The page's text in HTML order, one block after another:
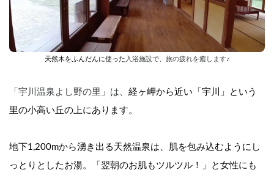
天然木をふんだんに使った 入浴施設で、旅の疲れを癒します♪
「宇川温泉よし野の里」は、 経ヶ岬から近い「宇川」という
里の小高い丘の上にあります。
地下1,200mから湧き出る天然温泉は、肌を包み込むようにし
っとりとしたお湯。「翌朝のお肌もツルツル！」と女性にも